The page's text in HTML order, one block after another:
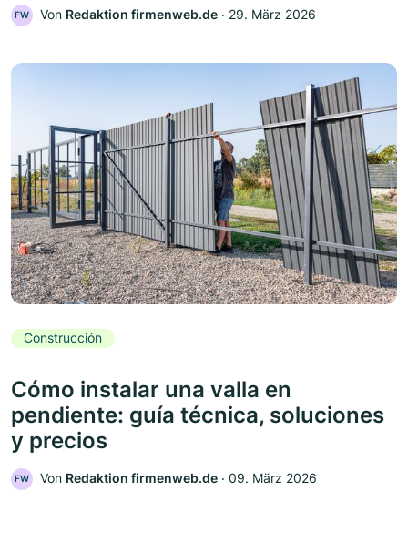
FW Von Redaktion firmenweb.de ‧ 29. März 2026
Construcción
Cómo instalar una valla en
pendiente: guía técnica, soluciones
y precios
FW Von Redaktion firmenweb.de ‧ 09. März 2026